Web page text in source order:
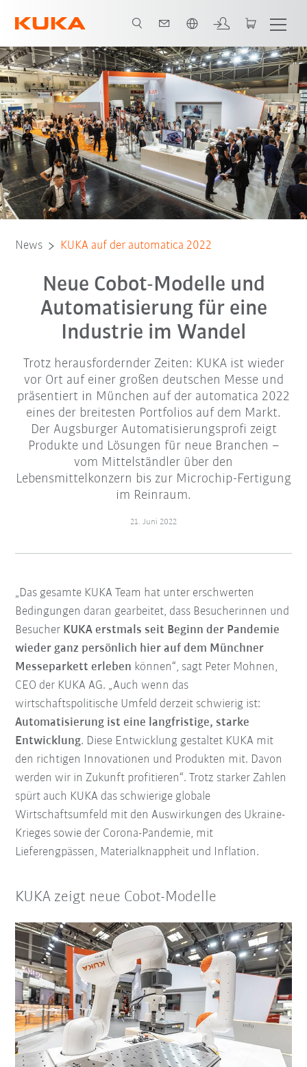
News KUKA auf der automatica 2022
Neue Cobot-Modelle und
Automatisierung für eine
Industrie im Wandel
Trotz herausfordernder Zeiten: KUKA ist wieder
vor Ort auf einer großen deutschen Messe und
präsentiert in München auf der automatica 2022
eines der breitesten Portfolios auf dem Markt.
Der Augsburger Automatisierungsprofi zeigt
Produkte und Lösungen für neue Branchen –
vom Mittelständler über den
Lebensmittelkonzern bis zur Microchip-Fertigung
im Reinraum.
21. Juni 2022
„Das gesamte KUKA Team hat unter erschwerten
Bedingungen daran gearbeitet, dass Besucherinnen und
Besucher KUKA erstmals seit Beginn der Pandemie
wieder ganz persönlich hier auf dem Münchner
Messeparkett erleben können“, sagt Peter Mohnen,
CEO der KUKA AG. „Auch wenn das
wirtschaftspolitische Umfeld derzeit schwierig ist:
Automatisierung ist eine langfristige, starke
Entwicklung. Diese Entwicklung gestaltet KUKA mit
den richtigen Innovationen und Produkten mit. Davon
werden wir in Zukunft profitieren“. Trotz starker Zahlen
spürt auch KUKA das schwierige globale
Wirtschaftsumfeld mit den Auswirkungen des Ukraine-
Krieges sowie der Corona-Pandemie, mit
Lieferengpässen, Materialknappheit und Inflation.
KUKA zeigt neue Cobot-Modelle